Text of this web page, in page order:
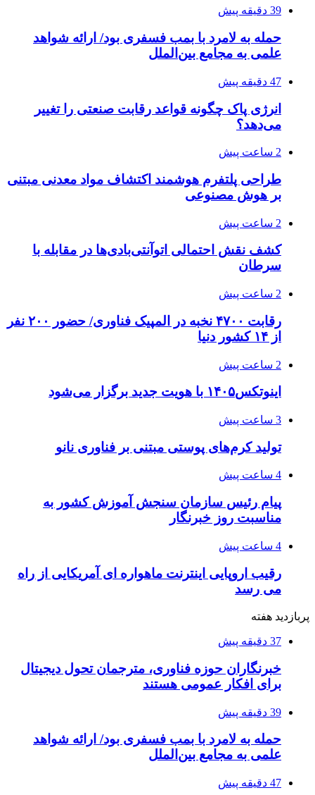
39 دقیقه پیش
حمله به لامرد با بمب فسفری بود/ ارائه شواهد
علمی به مجامع بین‌الملل
47 دقیقه پیش
انرژی پاک چگونه قواعد رقابت صنعتی را تغییر
می‌دهد؟
2 ساعت پیش
طراحی پلتفرم هوشمند اکتشاف مواد معدنی مبتنی
بر هوش مصنوعی
2 ساعت پیش
کشف نقش احتمالی اتوآنتی‌بادی‌ها در مقابله با
سرطان
2 ساعت پیش
رقابت ۴۷۰۰ نخبه در المپیک فناوری/ حضور ۲۰۰ نفر
از ۱۴ کشور دنیا
2 ساعت پیش
اینوتکس۱۴۰۵ با هویت جدید برگزار می‌شود
3 ساعت پیش
تولید کرم‌های پوستی مبتنی بر فناوری نانو
4 ساعت پیش
پیام رئیس سازمان سنجش آموزش کشور به
مناسبت روز خبرنگار
4 ساعت پیش
رقیب اروپایی اینترنت ماهواره ای آمریکایی از راه
می رسد
پربازدید هفته
37 دقیقه پیش
خبرنگاران حوزه فناوری، مترجمان تحول دیجیتال
برای افکار عمومی هستند
39 دقیقه پیش
حمله به لامرد با بمب فسفری بود/ ارائه شواهد
علمی به مجامع بین‌الملل
47 دقیقه پیش